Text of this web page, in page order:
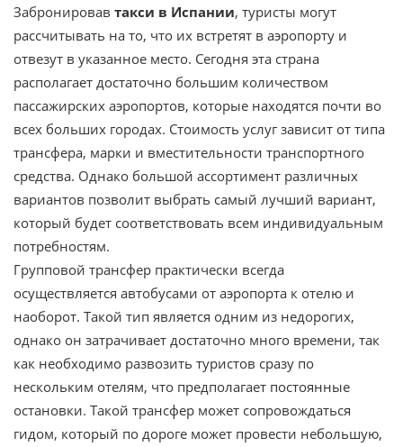
Забронировав такси в Испании, туристы могут
рассчитывать на то, что их встретят в аэропорту и
отвезут в указанное место. Сегодня эта страна
располагает достаточно большим количеством
пассажирских аэропортов, которые находятся почти во
всех больших городах. Стоимость услуг зависит от типа
трансфера, марки и вместительности транспортного
средства. Однако большой ассортимент различных
вариантов позволит выбрать самый лучший вариант,
который будет соответствовать всем индивидуальным
потребностям.
Групповой трансфер практически всегда
осуществляется автобусами от аэропорта к отелю и
наоборот. Такой тип является одним из недорогих,
однако он затрачивает достаточно много времени, так
как необходимо развозить туристов сразу по
нескольким отелям, что предполагает постоянные
остановки. Такой трансфер может сопровождаться
гидом, который по дороге может провести небольшую,